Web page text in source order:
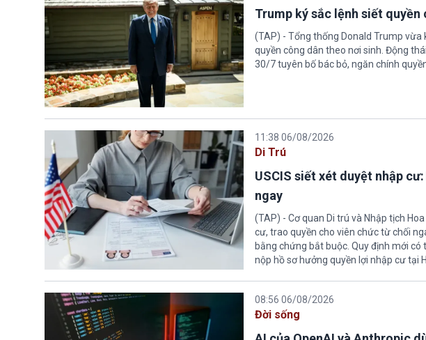
Trump ký sắc lệnh siết
(TAP) - Tổng thống Donald Trump vừa
quyền công dân theo nơi sinh. Động
30/7 tuyên bố bác bỏ, ngăn chính
11:38 06/08/2026
Di Trú
USCIS siết xét duyệt nhập
ngay
(TAP) - Cơ quan Di trú và Nhập tịch
cư, trao quyền cho viên chức từ chối
bằng chứng bắt buộc. Quy định mới
nộp hồ sơ hưởng quyền lợi nhập cư tại
08:56 06/08/2026
Đời sống